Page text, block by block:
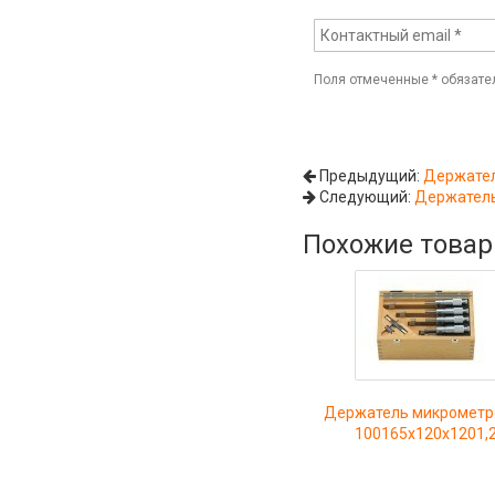
Поля отмеченные*
Предыдущий:
Следующий:
Похожие
Держатель